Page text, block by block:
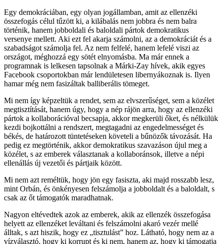
Egy demokráciában, egy olyan jogállamban, amit az ellenzéki
összefogás célul tűzött ki, a kilábalás nem jobbra és nem balra
történik, hanem jobboldali és baloldali pártok demokratikus
versenye mellett. Aki ezt fel akarja számolni, az a demokráciát és a
szabadságot számolja fel. Az nem felfelé, hanem lefelé viszi az
országot, méghozzá egy sötét elnyomásba. Ma már ennek a
programnak is lelkesen tapsolnak a Márki-Zay hívek, akik egyes
Facebook csoportokban már lendületesen libernyákoznak is. Ilyen
hamar még nem fasizáltak balliberális tömeget.
Mi nem így képzeltük a rendet, sem az elvszerűséget, sem a közélet
megtisztítását, hanem úgy, hogy a nép rájön arra, hogy az ellenzéki
pártok a kollaborációval becsapja, akkor megkerüli őket, és nélkülük
kezdi bojkottálni a rendszert, megtagadni az engedelmességet és
békés, de határozott tüntetéseken követeli a bűnözők távozását. Ha
pedig ez megtörténik, akkor demokratikus szavazáson újul meg a
közélet, s az emberek választanak a kollaboránsok, illetve a népi
ellenállás új vezetői és pártjaik között.
Mi nem azt reméltük, hogy jön egy fasiszta, aki majd rosszabb lesz,
mint Orbán, és önkényesen felszámolja a jobboldalt és a baloldalt, s
csak az őt támogatók maradhatnak.
Nagyon eltévedtek azok az emberek, akik az ellenzék összefogása
helyett az ellenzéket leváltani és felszámolni akaró vezér mellé
álltak, s azt hiszik, hogy ez „tisztulást” hoz. Látható, hogy nem az a
vízválasztó, hogy ki korrupt és ki nem, hanem az, hogy ki támogatja